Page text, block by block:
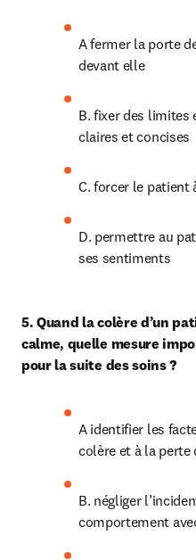
A fermer la porte
devant elle
B. fixer des limites
claires et concises
C. forcer le patient
D. permettre au
ses sentiments
5. Quand la colère d’un
calme, quelle mesure
pour la suite des soins ?
A identifier les
colère et à la
B. négliger
comportement